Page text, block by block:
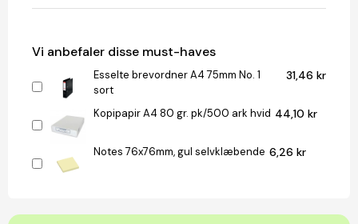
Vi anbefaler disse must-haves
Esselte brevordner A4 75mm No. 1
sort
31,46 kr
Kopipapir A4 80 gr. pk/500 ark hvid 44,10 kr
Notes 76x76mm, gul selvklæbende 6,26 kr